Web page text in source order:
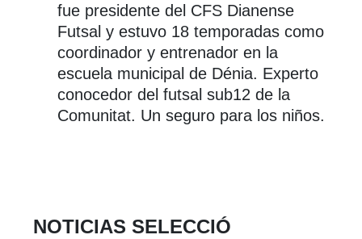
fue presidente del CFS Dianense
Futsal y estuvo 18 temporadas como
coordinador y entrenador en la
escuela municipal de Dénia. Experto
conocedor del futsal sub12 de la
Comunitat. Un seguro para los niños.
NOTICIAS SELECCIÓ